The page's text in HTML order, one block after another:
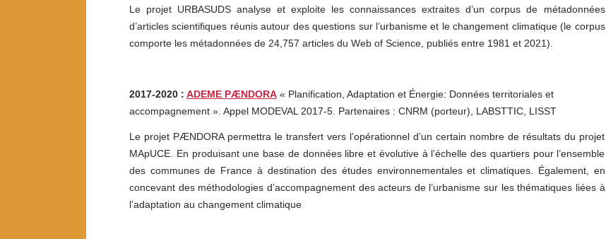
Le projet URBASUDS analyse et exploite les connaissances extraites d’un corpus de métadonnées
d’articles scientifiques réunis autour des questions sur l’urbanisme et le changement climatique (le corpus
comporte les métadonnées de 24,757 articles du Web of Science, publiés entre 1981 et 2021).
2017-2020 : ADEME PÆNDORA « Planification, Adaptation et Énergie: Données territoriales et
accompagnement ». Appel MODEVAL 2017-5. Partenaires : CNRM (porteur), LABSTTIC, LISST
Le projet PÆNDORA permettra le transfert vers l’opérationnel d’un certain nombre de résultats du projet
MApUCE. En produisant une base de données libre et évolutive à l’échelle des quartiers pour l’ensemble
des communes de France à destination des études environnementales et climatiques. Également, en
concevant des méthodologies d’accompagnement des acteurs de l’urbanisme sur les thématiques liées à
l’adaptation au changement climatique